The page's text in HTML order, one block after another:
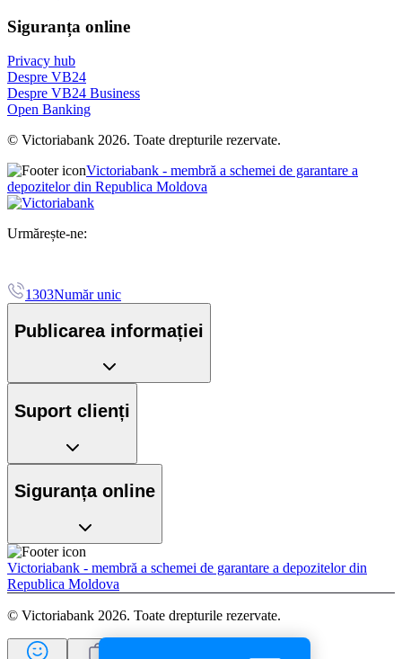
Siguranța online
Privacy hub
Despre VB24
Despre VB24 Business
Open Banking
© Victoriabank 2026. Toate drepturile rezervate.
Victoriabank - membră a schemei de garantare a
depozitelor din Republica Moldova
Urmărește-ne:
1303Număr unic
Publicarea informației
Suport clienți
Siguranța online
Victoriabank - membră a schemei de garantare a depozitelor din
Republica Moldova
© Victoriabank 2026. Toate drepturile rezervate.